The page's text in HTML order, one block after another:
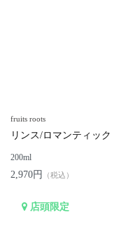
fruits roots
リンス/ロマンティック
200ml
2,970円 （税込）
店頭限定